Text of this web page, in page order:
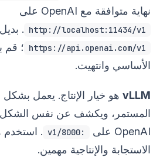
نهاية متوافقة مع OpenAI على
http://localhost:11434/v1
.
https://api.openai.com/v1
الأساسي وانتهيت.
vLLM هو خيار الإنتاج. يعمل
المستمر، ويكشف عن نفس الشكل
OpenAI على
:8000/v1
. استخدم
الاستجابة والإنتاجية مهمين.